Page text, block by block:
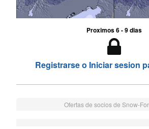
Proximos 6 - 9 dias
Registrarse o Iniciar sesion
Ofertas de socios de Snow-